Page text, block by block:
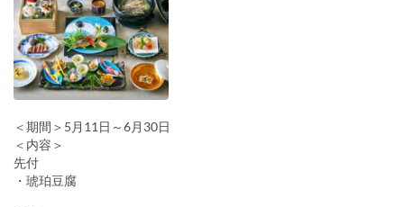
＜期間＞5月11日～6月30日
＜内容＞
先付
・琥珀豆腐